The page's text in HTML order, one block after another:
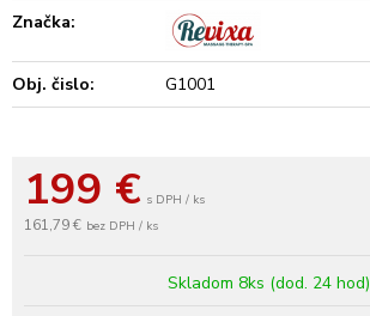
199 € s DPH / ks
161,79 € bez DPH / ks
Skladom 8ks (dod. 24 hod)
Značka:
Obj. čislo: G1001